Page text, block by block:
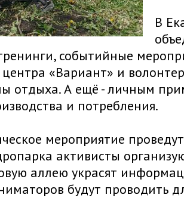
В
событийные
«Вариант» и
отдыха. А ещё - личным
и потребления.
мероприятие
активисты
аллею украсят
будут проводить